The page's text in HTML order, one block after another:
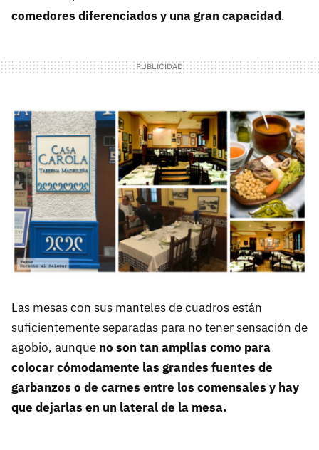
comedores diferenciados y una gran capacidad.
Las mesas con sus manteles de cuadros están
suficientemente separadas para no tener sensación de
agobio, aunque no son tan amplias como para
colocar cómodamente las grandes fuentes de
garbanzos o de carnes entre los comensales y hay
que dejarlas en un lateral de la mesa.